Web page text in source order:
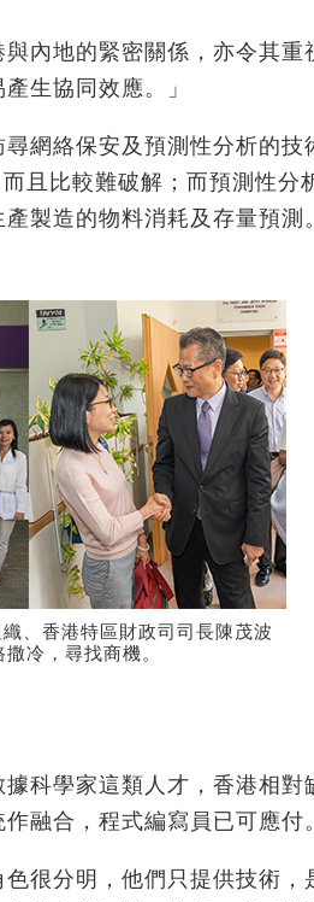
內地的緊密關係，亦令其重
生協同效應。」
網絡保安及預測性分析的技
且比較難破解；而預測性分
製造的物料消耗及存量預測
、香港特區財政司司長陳茂波
冷，尋找商機。
科學家這類人才，香港相對
融合，程式編寫員已可應付
很分明，他們只提供技術，